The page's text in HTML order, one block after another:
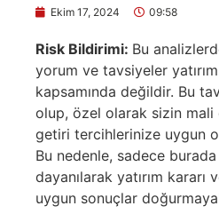
Ekim 17, 2024 09:58
Risk Bildirimi: Bu
yorum ve tavsiyeler yatırım
kapsamında değildir. Bu
olup, özel olarak sizin
getiri tercihlerinize uygun
Bu nedenle, sadece
dayanılarak yatırım
uygun sonuçlar